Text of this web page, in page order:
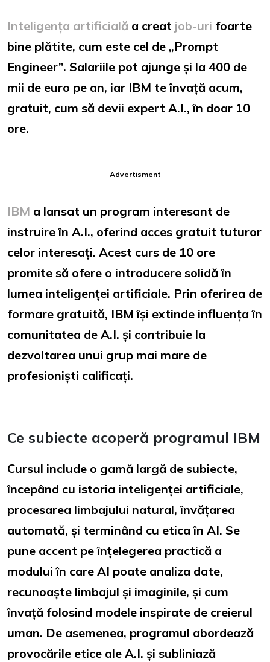
Inteligența artificială a creat job-uri foarte
bine plătite, cum este cel de „Prompt
Engineer”. Salariile pot ajunge și la 400 de
mii de euro pe an, iar IBM te învață acum,
gratuit, cum să devii expert A.I., în doar 10
ore.
Advertisment
IBM a lansat un program interesant de
instruire în A.I., oferind acces gratuit tuturor
celor interesați. Acest curs de 10 ore
promite să ofere o introducere solidă în
lumea inteligenței artificiale. Prin oferirea de
formare gratuită, IBM își extinde influența în
comunitatea de A.I. și contribuie la
dezvoltarea unui grup mai mare de
profesioniști calificați.
Ce subiecte acoperă programul IBM
Cursul include o gamă largă de subiecte,
începând cu istoria inteligenței artificiale,
procesarea limbajului natural, învățarea
automată, și terminând cu etica în AI. Se
pune accent pe înțelegerea practică a
modului în care AI poate analiza date,
recunoaște limbajul și imaginile, și cum
învață folosind modele inspirate de creierul
uman. De asemenea, programul abordează
provocările etice ale A.I. și subliniază